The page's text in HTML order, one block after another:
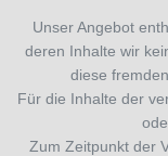
Unser Angebot
deren Inhalte wir
diese
Für die Inhalte der
Zum Zeitpunkt der